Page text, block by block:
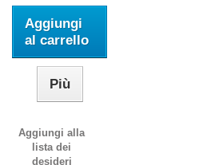
Aggiungi
al carrello
Più
Aggiungi alla
lista dei
desideri